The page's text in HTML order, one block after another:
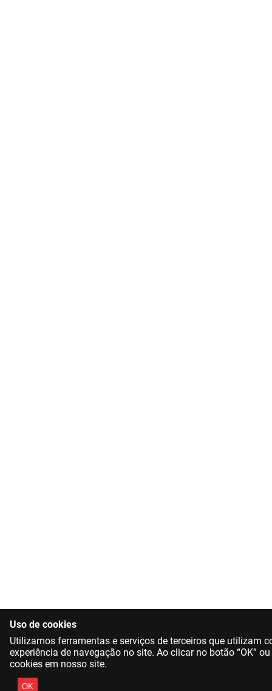
Uso de cookies
Utilizamos ferramentas e serviços de terceiros que utilizam
experiência de navegação no site. Ao clicar no botão “OK”
cookies em nosso site.
OK